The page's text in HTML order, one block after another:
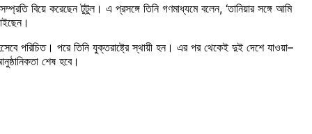
বিয়ে করেছেন টুটুল। এ প্রসঙ্গে তিনি গণমাধ্যমে বলেন, ‘তানিয়ার সঙ্গে আমি
পরিচিত। পরে তিনি যুক্তরাষ্ট্রে স্থায়ী হন। এর পর থেকেই দুই দেশে যাওয়া–
শেষ হবে।